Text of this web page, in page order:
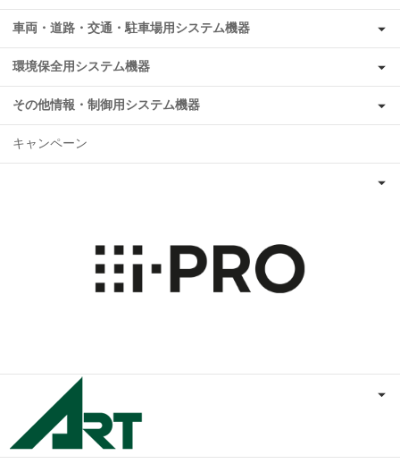
車両・道路・交通・駐車場用システム機器
環境保全用システム機器
その他情報・制御用システム機器
キャンペーン